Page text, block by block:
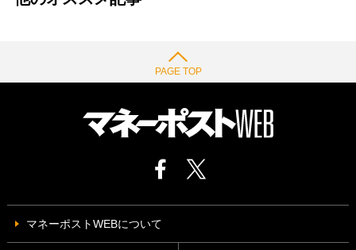
PAGE TOP
マネーポストWEBについて